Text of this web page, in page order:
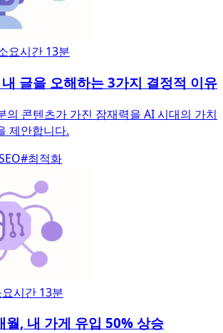
요시간 13분
글을 오해하는 3가지 결정적 이유
의 콘텐츠가 가진 잠재력을 AI 시대의 가치
제안합니다.
#최적화
시간 13분
월, 내 가게 유입 50% 상승